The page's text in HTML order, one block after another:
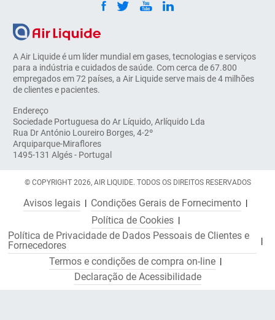
A Air Liquide é um líder mundial em gases, tecnologias e serviços
para a indústria e cuidados de saúde. Com cerca de 67.800
empregados em 72 países, a Air Liquide serve mais de 4 milhões
de clientes e pacientes.
Endereço
Sociedade Portuguesa do Ar Líquido, Arlíquido Lda
Rua Dr António Loureiro Borges, 4-2º
Arquiparque-Miraflores
1495-131 Algés - Portugal
© COPYRIGHT 2026, AIR LIQUIDE. TODOS OS DIREITOS RESERVADOS
Avisos legais
Condições Gerais de Fornecimento
Política de Cookies
Política de Privacidade de Dados Pessoais de Clientes e
Fornecedores
Termos e condições de compra on-line
Declaração de Acessibilidade